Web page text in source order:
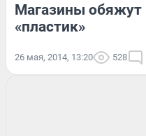
Магазины обяжут
«пластик»
26 мая, 2014, 13:20 528